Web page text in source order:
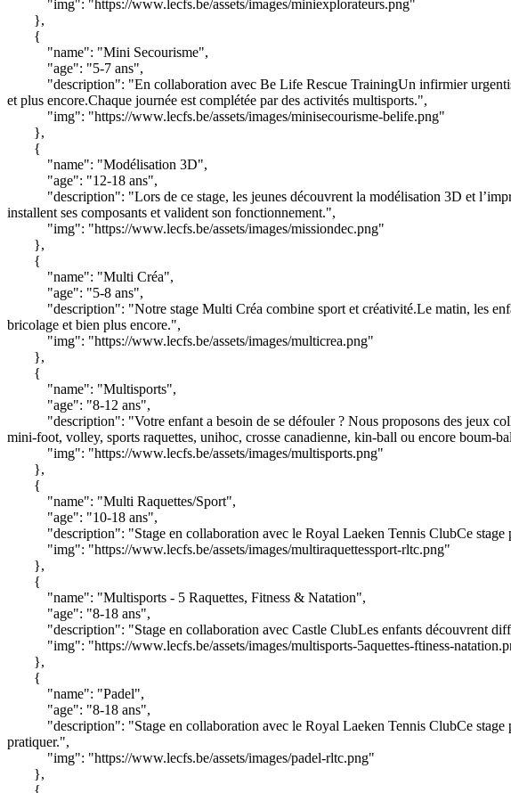
"img": "https://www.lecfs.be/assets/images/miniexplorateurs.png"
},
{
"name": "Mini Secourisme",
"age": "5-7 ans",
"description": "En collaboration avec Be Life Rescue TrainingUn infirmier
et plus encore.Chaque journée est complétée par des activités multisports.",
"img": "https://www.lecfs.be/assets/images/minisecourisme-belife.png"
},
{
"name": "Modélisation 3D",
"age": "12-18 ans",
"description": "Lors de ce stage, les jeunes découvrent la modélisation 3D et
installent ses composants et valident son fonctionnement.",
"img": "https://www.lecfs.be/assets/images/missiondec.png"
},
{
"name": "Multi Créa",
"age": "5-8 ans",
"description": "Notre stage Multi Créa combine sport et créativité.Le matin, les
bricolage et bien plus encore.",
"img": "https://www.lecfs.be/assets/images/multicrea.png"
},
{
"name": "Multisports",
"age": "8-12 ans",
"description": "Votre enfant a besoin de se défouler ? Nous proposons des jeux
mini-foot, volley, sports raquettes, unihoc, crosse canadienne, kin-ball ou encore boum-
"img": "https://www.lecfs.be/assets/images/multisports.png"
},
{
"name": "Multi Raquettes/Sport",
"age": "10-18 ans",
"description": "Stage en collaboration avec le Royal Laeken Tennis ClubCe
"img": "https://www.lecfs.be/assets/images/multiraquettessport-rltc.png"
},
{
"name": "Multisports - 5 Raquettes, Fitness & Natation",
"age": "8-18 ans",
"description": "Stage en collaboration avec Castle ClubLes enfants découvrent
"img": "https://www.lecfs.be/assets/images/multisports-5aquettes-ftiness-
},
{
"name": "Padel",
"age": "8-18 ans",
"description": "Stage en collaboration avec le Royal Laeken Tennis ClubCe
pratiquer.",
"img": "https://www.lecfs.be/assets/images/padel-rltc.png"
},
{